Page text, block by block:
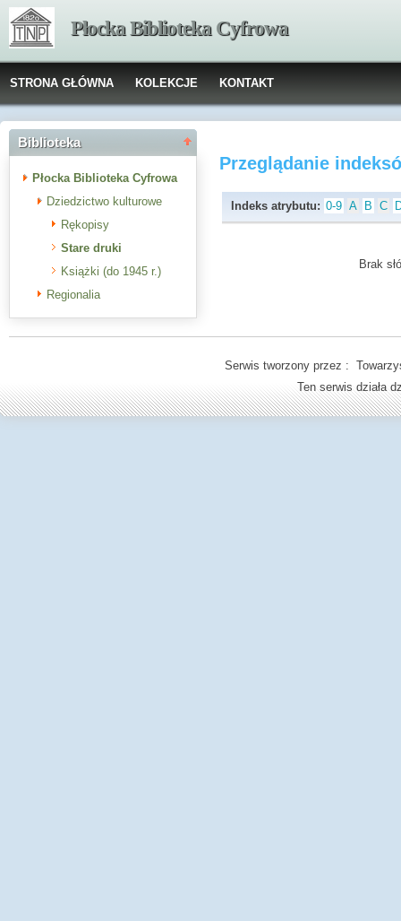
Płocka Biblioteka Cyfrowa
STRONA GŁÓWNA KOLEKCJE KONTAKT
Biblioteka
Płocka Biblioteka Cyfrowa
Dziedzictwo kulturowe
Rękopisy
Stare druki
Książki (do 1945 r.)
Regionalia
Przeglądanie
Indeks atrybutu: 0-9 A B C
Brak
Serwis tworzony przez :
Ten serwis działa